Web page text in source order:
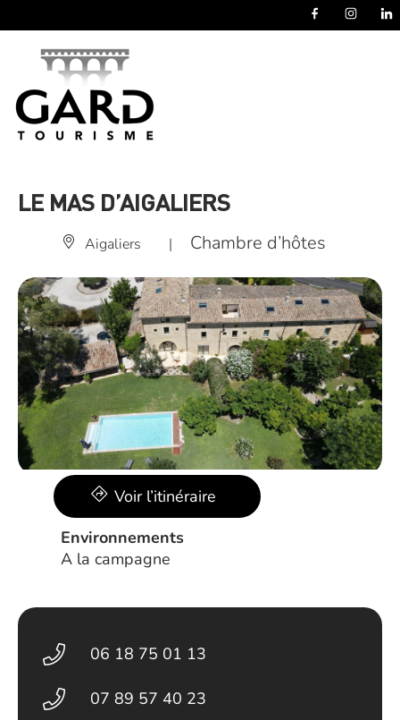
LE MAS D’AIGALIERS
Aigaliers | Chambre d’hôtes
Voir l’itinéraire
Environnements
A la campagne
06 18 75 01 13
07 89 57 40 23